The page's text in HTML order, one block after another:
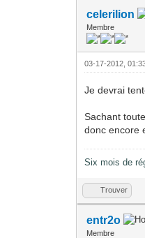
celerilion
Membre
03-17-2012,
Je devrai
Sachant
donc encore
Six mois de
Trouver
entr2o
Membre